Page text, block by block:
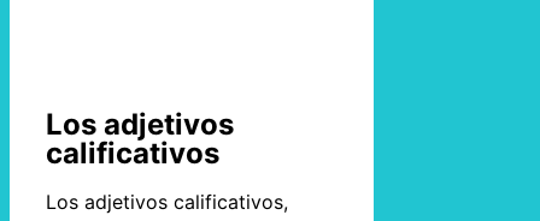
Los adjetivos
calificativos
Los adjetivos calificativos,